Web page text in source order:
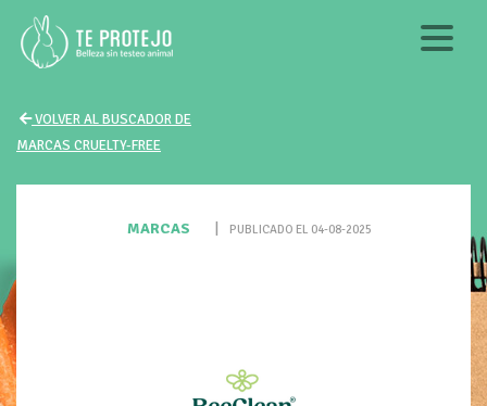
VOLVER AL BUSCADOR DE
MARCAS CRUELTY-FREE
MARCAS PUBLICADO EL 04-08-2025